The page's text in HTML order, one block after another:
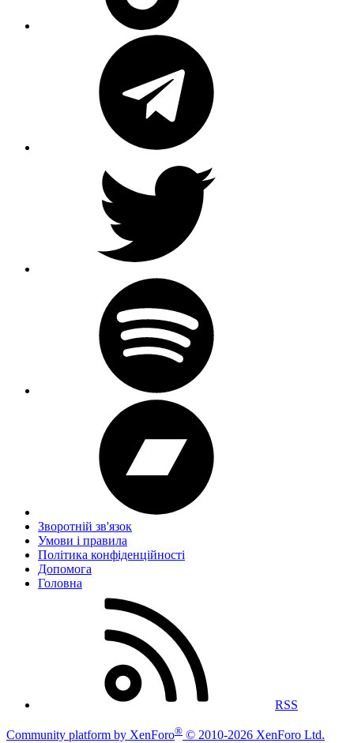
Зворотній зв'язок
Умови і правила
Політика конфіденційності
Дoпoмoга
Головна
RSS
Community platform by XenForo® © 2010-2026 XenForo Ltd.